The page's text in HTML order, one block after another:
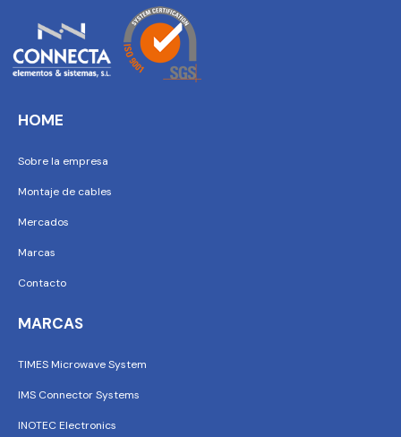
HOME
Sobre la empresa
Montaje de cables
Mercados
Marcas
Contacto
MARCAS
TIMES Microwave System
IMS Connector Systems
INOTEC Electronics